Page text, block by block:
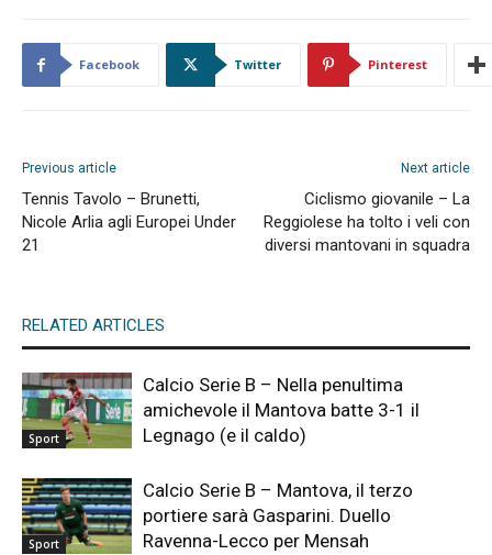
Facebook Twitter Pinterest
Previous article
Tennis Tavolo – Brunetti,
Nicole Arlia agli Europei Under
21
Next article
Ciclismo giovanile – La
Reggiolese ha tolto i veli con
diversi mantovani in squadra
RELATED ARTICLES
Sport
Calcio Serie B – Nella penultima
amichevole il Mantova batte 3-1 il
Legnago (e il caldo)
Sport
Calcio Serie B – Mantova, il terzo
portiere sarà Gasparini. Duello
Ravenna-Lecco per Mensah